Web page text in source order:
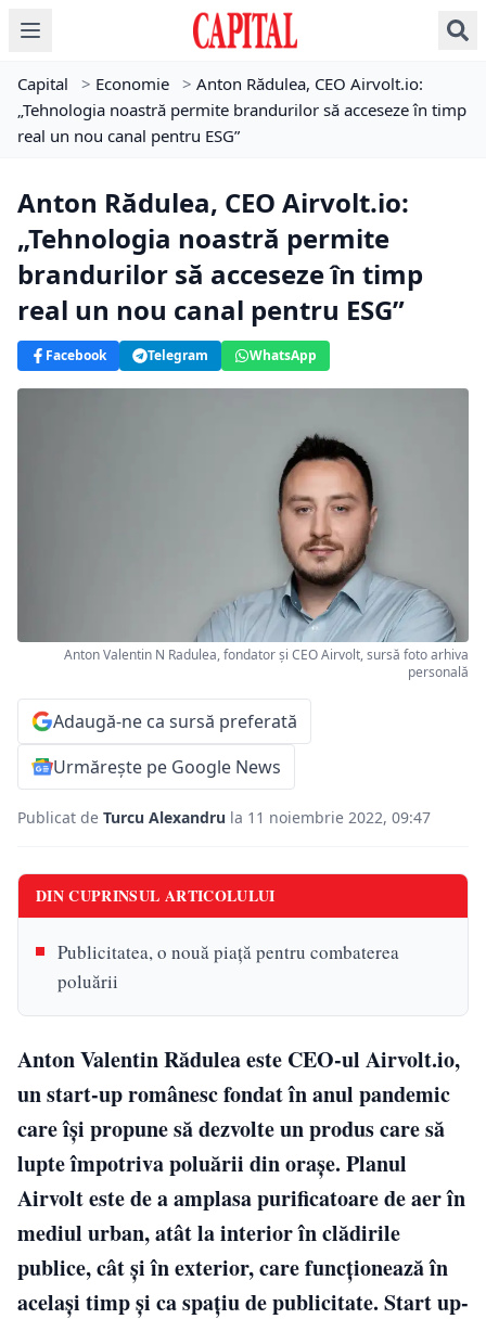
Capital > Economie > Anton Rădulea, CEO Airvolt.io:
„Tehnologia noastră permite brandurilor să acceseze în timp
real un nou canal pentru ESG”
Anton Rădulea, CEO Airvolt.io:
„Tehnologia noastră permite
brandurilor să acceseze în timp
real un nou canal pentru ESG”
Facebook Telegram WhatsApp
Anton Valentin N Radulea, fondator și CEO Airvolt, sursă foto arhiva
personală
Adaugă-ne ca sursă preferată
Urmărește pe Google News
Publicat de Turcu Alexandru la 11 noiembrie 2022, 09:47
DIN CUPRINSUL ARTICOLULUI
Publicitatea, o nouă piață pentru combaterea
poluării
Anton Valentin Rădulea este CEO-ul Airvolt.io,
un start-up românesc fondat în anul pandemic
care își propune să dezvolte un produs care să
lupte împotriva poluării din orașe. Planul
Airvolt este de a amplasa purificatoare de aer în
mediul urban, atât la interior în clădirile
publice, cât și în exterior, care funcționează în
același timp și ca spațiu de publicitate. Start up-